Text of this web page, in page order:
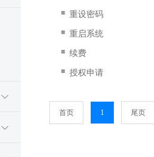
■ 重设密码
■ 重启系统
■ 续费
■ 授权申请
首页 1 尾页